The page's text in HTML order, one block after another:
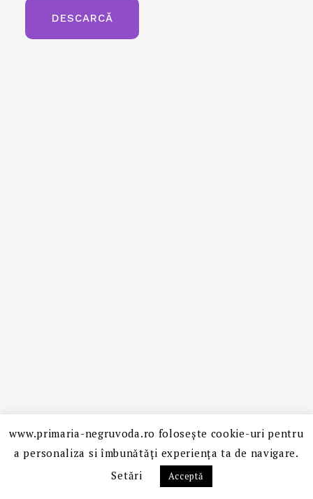
DESCARCĂ
www.primaria-negruvoda.ro folosește cookie-uri pentru
a personaliza si îmbunătăți experiența ta de navigare.
Setări
Acceptă
CONTACT